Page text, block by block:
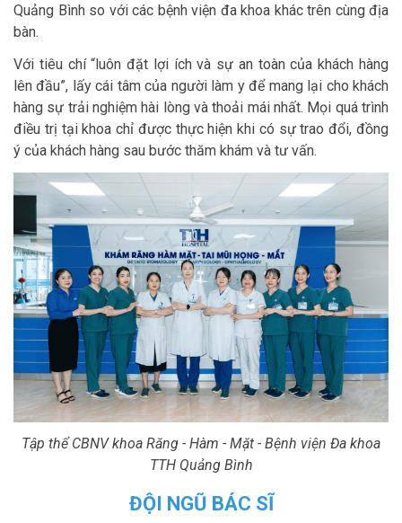
Quảng Bình so với các bệnh viện đa khoa khác trên cùng địa
bàn.
Với tiêu chí “luôn đặt lợi ích và sự an toàn của khách hàng
lên đầu”, lấy cái tâm của người làm y để mang lại cho khách
hàng sự trải nghiệm hài lòng và thoải mái nhất. Mọi quá trình
điều trị tại khoa chỉ được thực hiện khi có sự trao đổi, đồng
ý của khách hàng sau bước thăm khám và tư vấn.
Tập thể CBNV khoa Răng - Hàm - Mặt - Bệnh viện Đa khoa
TTH Quảng Bình
ĐỘI NGŨ BÁC SĨ